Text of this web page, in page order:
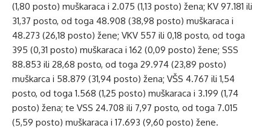
(1,80 posto) muškaraca i 2.075 (1,13 posto) žena; KV 97.181 ili
31,37 posto, od toga 48.908 (38,98 posto) muškaraca i
48.273 (26,18 posto) žene; VKV 557 ili 0,18 posto, od toga
395 (0,31 posto) muškaraca i 162 (0,09 posto) žene; SSS
88.853 ili 28,68 posto, od toga 29.974 (23,89 posto)
muškarca i 58.879 (31,94 posto) žena; VŠS 4.767 ili 1,54
posto, od toga 1.568 (1,25 posto) muškaraca i 3.199 (1,74
posto) žena; te VSS 24.708 ili 7,97 posto, od toga 7.015
(5,59 posto) muškaraca i 17.693 (9,60 posto) žene.